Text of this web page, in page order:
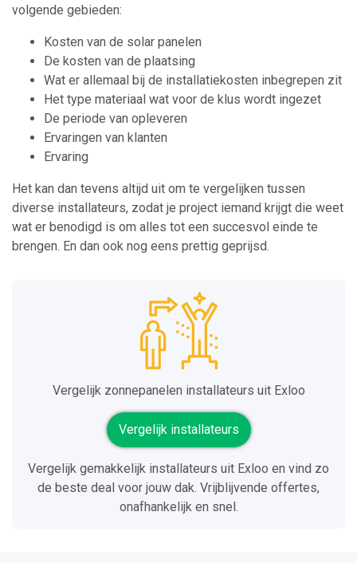
volgende gebieden:
Kosten van de solar panelen
De kosten van de plaatsing
Wat er allemaal bij de installatiekosten inbegrepen zit
Het type materiaal wat voor de klus wordt ingezet
De periode van opleveren
Ervaringen van klanten
Ervaring
Het kan dan tevens altijd uit om te vergelijken tussen
diverse installateurs, zodat je project iemand krijgt die weet
wat er benodigd is om alles tot een succesvol einde te
brengen. En dan ook nog eens prettig geprijsd.
Vergelijk zonnepanelen installateurs uit Exloo
Vergelijk installateurs
Vergelijk gemakkelijk installateurs uit Exloo en vind zo
de beste deal voor jouw dak. Vrijblijvende offertes,
onafhankelijk en snel.